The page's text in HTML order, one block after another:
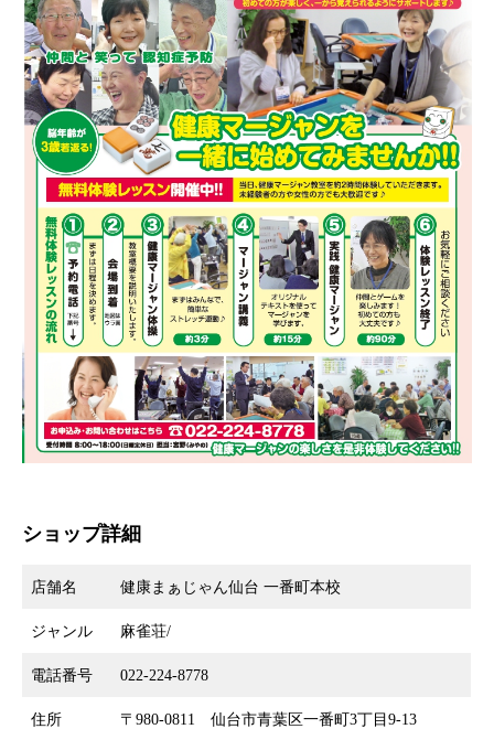
ショップ詳細
店舗名 健康まぁじゃん仙台 一番町本校
ジャンル 麻雀荘/
電話番号 022-224-8778
住所
〒980-0811 仙台市青葉区一番町3丁目9-13